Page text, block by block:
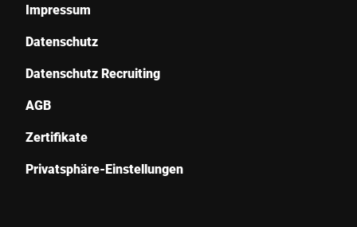
Impressum
Datenschutz
Datenschutz Recruiting
AGB
Zertifikate
Privatsphäre-Einstellungen